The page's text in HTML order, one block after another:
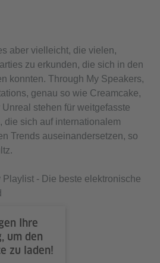
aber vielleicht, die vielen,
zu erkunden, die sich in den
konnten. Through My Speakers,
genau so wie Creamcake,
stehen für weitgefasste
die sich auf internationalem
Trends auseinandersetzen, so
Playlist - Die beste elektronische
Ihre
um den
zu laden!